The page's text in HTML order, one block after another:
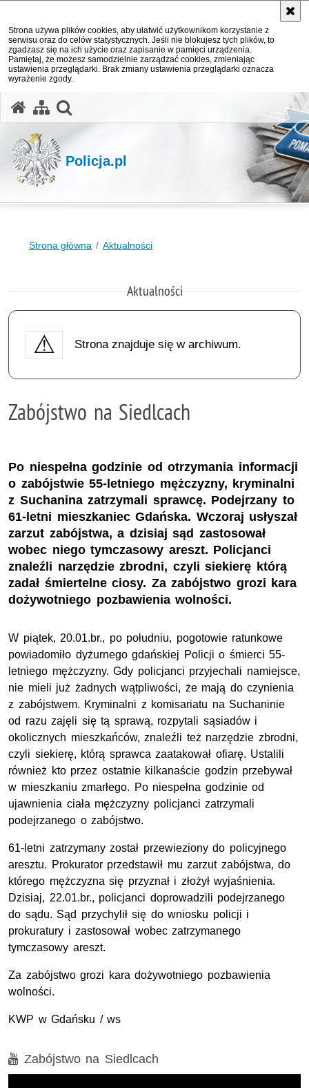
Strona używa plików cookies, aby ułatwić użytkownikom korzystanie z
serwisu oraz do celów statystycznych. Jeśli nie blokujesz tych plików, to
zgadzasz się na ich użycie oraz zapisanie w pamięci urządzenia.
Pamiętaj, że możesz samodzielnie zarządzać cookies, zmieniając
ustawienia przeglądarki. Brak zmiany ustawienia przeglądarki oznacza
wyrażenie zgody.
Policja.pl
Strona główna Aktualności
Aktualności
Strona znajduje się w archiwum.
Zabójstwo na Siedlcach
Po niespełna godzinie od otrzymania informacji
o zabójstwie 55-letniego mężczyzny, kryminalni
z Suchanina zatrzymali sprawcę. Podejrzany to
61-letni mieszkaniec Gdańska. Wczoraj usłyszał
zarzut zabójstwa, a dzisiaj sąd zastosował
wobec niego tymczasowy areszt. Policjanci
znaleźli narzędzie zbrodni, czyli siekierę którą
zadał śmiertelne ciosy. Za zabójstwo grozi kara
dożywotniego pozbawienia wolności.
W piątek, 20.01.br., po południu, pogotowie ratunkowe
powiadomiło dyżurnego gdańskiej Policji o śmierci 55-
letniego mężczyzny. Gdy policjanci przyjechali namiejsce,
nie mieli już żadnych wątpliwości, że mają do czynienia
z zabójstwem. Kryminalni z komisariatu na Suchaninie
od razu zajęli się tą sprawą, rozpytali sąsiadów i
okolicznych mieszkańców, znaleźli też narzędzie zbrodni,
czyli siekierę, którą sprawca zaatakował ofiarę. Ustalili
również kto przez ostatnie kilkanaście godzin przebywał
w mieszkaniu zmarłego. Po niespełna godzinie od
ujawnienia ciała mężczyzny policjanci zatrzymali
podejrzanego o zabójstwo.
61-letni zatrzymany został przewieziony do policyjnego
aresztu. Prokurator przedstawił mu zarzut zabójstwa, do
którego mężczyzna się przyznał i złożył wyjaśnienia.
Dzisiaj, 22.01.br., policjanci doprowadzili podejrzanego
do sądu. Sąd przychylił się do wniosku policji i
prokuratury i zastosował wobec zatrzymanego
tymczasowy areszt.
Za zabójstwo grozi kara dożywotniego pozbawienia
wolności.
KWP w Gdańsku / ws
Film
Zabójstwo na Siedlcach